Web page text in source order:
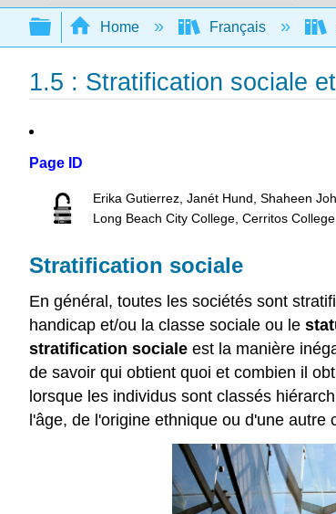
Search
Expand/collapse global
Home Français
1.5 : Stratification sociale
Page ID
Erika Gutierrez, Janét Hund, Shaheen
Long Beach City College, Cerritos
Stratification sociale
En général, toutes les sociétés sont
handicap et/ou la classe sociale ou le
stratification sociale est la manière
de savoir qui obtient quoi et combien il
lorsque les individus sont classés
l'âge, de l'origine ethnique ou d'une